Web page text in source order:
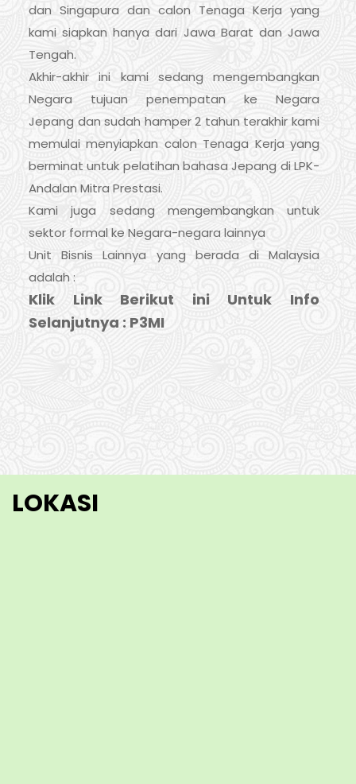
dan Singapura dan calon Tenaga Kerja yang
kami siapkan hanya dari Jawa Barat dan Jawa
Tengah.
Akhir-akhir ini kami sedang mengembangkan
Negara tujuan penempatan ke Negara
Jepang dan sudah hamper 2 tahun terakhir kami
memulai menyiapkan calon Tenaga Kerja yang
berminat untuk pelatihan bahasa Jepang di LPK-
Andalan Mitra Prestasi.
Kami juga sedang mengembangkan untuk
sektor formal ke Negara-negara lainnya
Unit Bisnis Lainnya yang berada di Malaysia
adalah :
Klik Link Berikut ini Untuk Info
Selanjutnya : P3MI
LOKASI